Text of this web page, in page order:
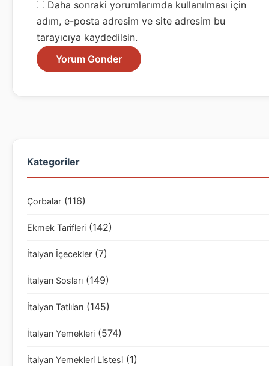
Daha sonraki yorumlarımda kullanılması için
adım, e-posta adresim ve site adresim bu
tarayıcıya kaydedilsin.
Kategoriler
Çorbalar (116)
Ekmek Tarifleri (142)
İtalyan İçecekler (7)
İtalyan Sosları (149)
İtalyan Tatlıları (145)
İtalyan Yemekleri (574)
İtalyan Yemekleri Listesi (1)